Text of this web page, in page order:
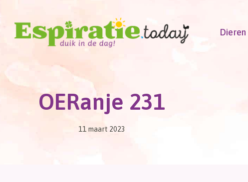
Dieren
OERanje 231
11 maart 2023